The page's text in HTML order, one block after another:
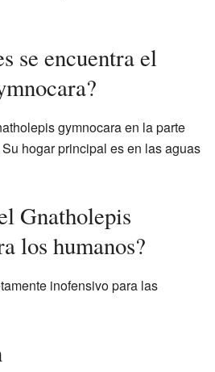
se encuentra el
gymnocara en la parte
Su hogar principal es en las aguas
Gnatholepis
los humanos?
inofensivo para las